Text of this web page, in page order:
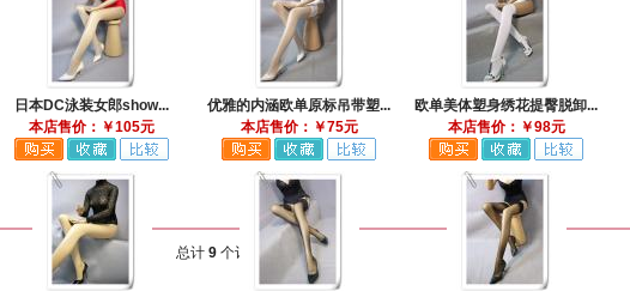
日本DC泳装女郎show...
本店售价：￥105元
优雅的内涵欧单原标吊带塑...
本店售价：￥75元
欧单美体塑身绣花提臀脱卸...
本店售价：￥98元
总计 9 个记录